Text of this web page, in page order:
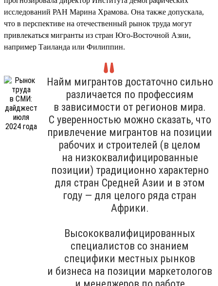
исследований РАН Марина Храмова. Она также допускала,
что в перспективе на отечественный рынок труда могут
привлекаться мигранты из стран Юго-Восточной Азии,
например Таиланда или Филиппин.
Найм мигрантов достаточно сильно
различается по профессиям
в зависимости от регионов мира.
С уверенностью можно сказать, что
привлечение мигрантов на позиции
рабочих и строителей (в целом
на низкоквалифицированные
позиции) традиционно характерно
для стран Средней Азии и в этом
году — для целого ряда стран
Африки.
Высококвалифицированных
специалистов со знанием
специфики местных рынков
и бизнеса на позиции маркетологов